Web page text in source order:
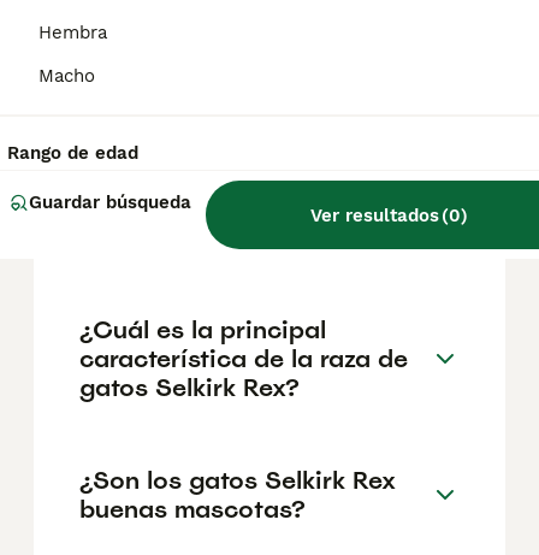
Hembra
Macho
Rango de edad
Guardar búsqueda
Ver resultados(0)
criadores responsables que garanticen la
Informarse bien y comparar opciones antes
¿Cuánto cuesta un gato
Selkirk Rex?
¿Cuál es la principal
característica de la raza de
gatos Selkirk Rex?
¿Son los gatos Selkirk Rex
buenas mascotas?